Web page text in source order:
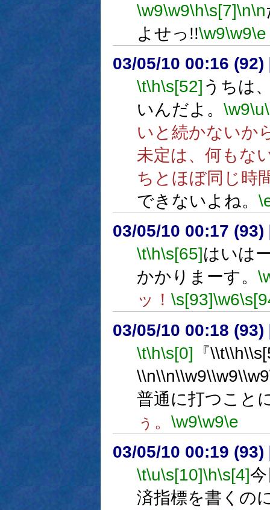
\w9\w9\h\s[7]\n\n
よせっ!!\w9\w9\e
03/05/10 00:16 (92)
\t\h\s[52] うちは
いんだよ。 \w9\u
いと続かないか
未定は、何もな
ちとほぼ同じ時
できないよね。
03/05/10 00:17 (93)
\t\h\s[65]はいは
かかりまーす。
ッ！ \s[93]\w6
03/05/10 00:18 (93)
\t\h\s[0] 『
普通に打つこと
ぅ。 \w9\w9\e
03/05/10 00:19 (93)
\t\u\s[10]\h\s[4]
済指標を書くの